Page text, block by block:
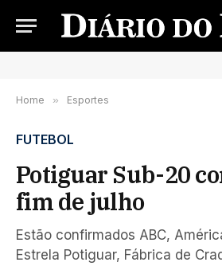
Home » Esportes
FUTEBOL
Potiguar Sub-20
fim de julho
Estão confirmados ABC,
Estrela Potiguar, Fábrica de